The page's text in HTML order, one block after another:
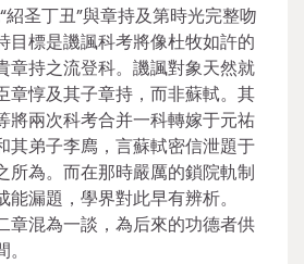
紹圣丁丑”與章持及第時光完整吻
目標是譏諷科考將像杜牧如許的
章持之流登科。譏諷對象天然就
章惇及其子章持，而非蘇軾。其
將兩次科考合并一科轉嫁于元祐
其弟子李廌，言蘇軾密信泄題于
所為。而在那時嚴厲的鎖院軌制
漏題，學界對此早有辨析。
章混為一談，為后來的功德者供